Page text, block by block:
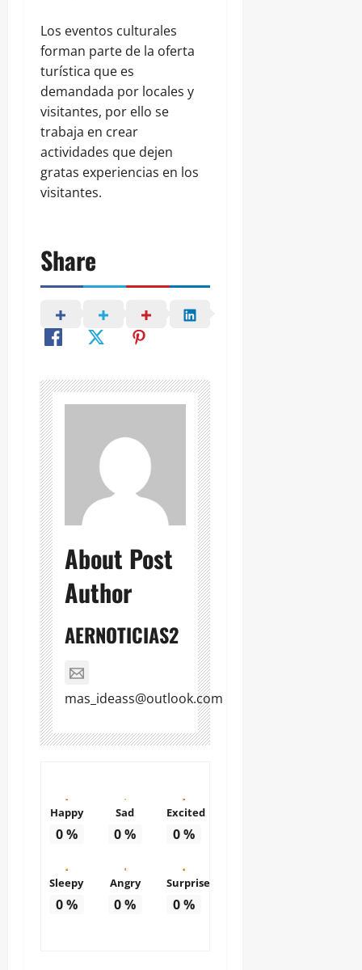
Los eventos culturales
forman parte de la oferta
turística que es
demandada por locales y
visitantes, por ello se
trabaja en crear
actividades que dejen
gratas experiencias en los
visitantes.
Share
About Post
Author
AERNOTICIAS2
mas_ideass@outlook.com
Happy
0%
Sad
0%
Excited
0%
Sleepy
0%
Angry
0%
Surprise
0%